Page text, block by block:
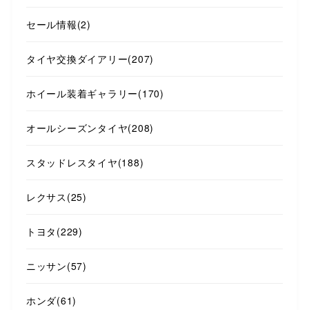
セール情報(2)
タイヤ交換ダイアリー(207)
ホイール装着ギャラリー(170)
オールシーズンタイヤ(208)
スタッドレスタイヤ(188)
レクサス (25)
トヨタ (229)
ニッサン(57)
ホンダ(61)